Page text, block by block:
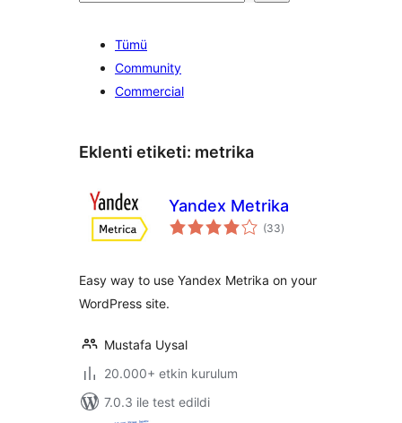
Tümü
Community
Commercial
Eklenti etiketi: metrika
Yandex Metrika
(33toplam
puan
)
Easy way to use Yandex Metrika on your
WordPress site.
Mustafa Uysal
20.000+ etkin kurulum
7.0.3 ile test edildi